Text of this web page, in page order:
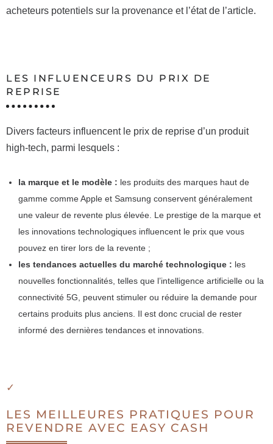
acheteurs potentiels sur la provenance et l’état de l’article.
LES INFLUENCEURS DU PRIX DE
REPRISE
Divers facteurs influencent le prix de reprise d’un produit
high-tech, parmi lesquels :
la marque et le modèle : les produits des marques haut de
gamme comme Apple et Samsung conservent généralement
une valeur de revente plus élevée. Le prestige de la marque et
les innovations technologiques influencent le prix que vous
pouvez en tirer lors de la revente ;
les tendances actuelles du marché technologique : les
nouvelles fonctionnalités, telles que l’intelligence artificielle ou la
connectivité 5G, peuvent stimuler ou réduire la demande pour
certains produits plus anciens. Il est donc crucial de rester
informé des dernières tendances et innovations.
LES MEILLEURES PRATIQUES POUR
REVENDRE AVEC EASY CASH